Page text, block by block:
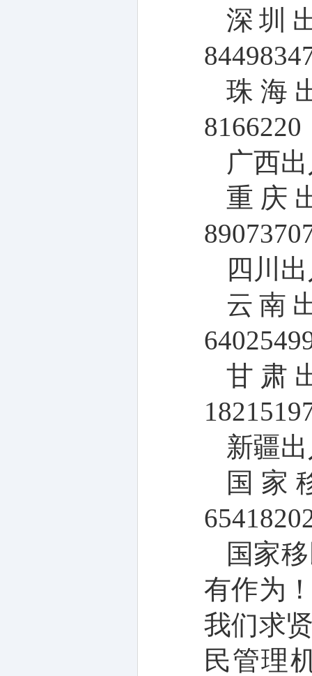
深圳
珠海
8166220
广西
重庆
四川
云南
甘肃
新疆
国家
国家
有作为
我们求
民管理